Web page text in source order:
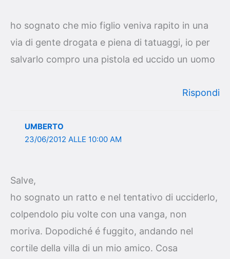
ho sognato che mio figlio veniva rapito in una
via di gente drogata e piena di tatuaggi, io per
salvarlo compro una pistola ed uccido un uomo
Rispondi
UMBERTO
23/06/2012 ALLE 10:00 AM
Salve,
ho sognato un ratto e nel tentativo di ucciderlo,
colpendolo piu volte con una vanga, non
moriva. Dopodiché é fuggito, andando nel
cortile della villa di un mio amico. Cosa